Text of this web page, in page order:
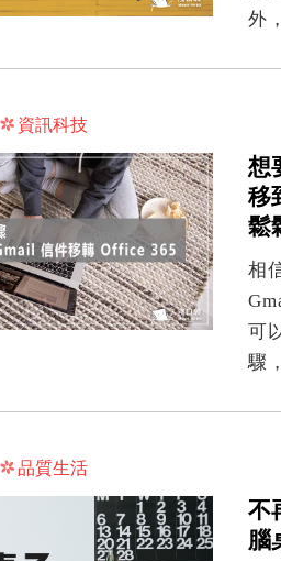
外
資訊科技
想
移
鬆
相
可
驟
品質生活
不
腦